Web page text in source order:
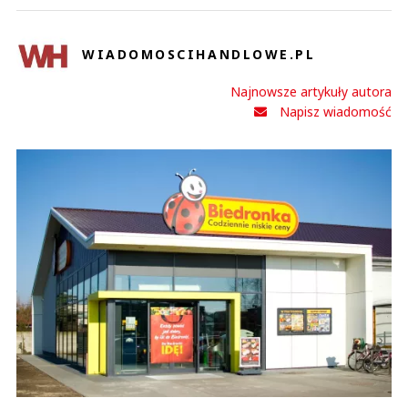
WIADOMOSCIHANDLOWE.PL
Najnowsze artykuły autora
Napisz wiadomość